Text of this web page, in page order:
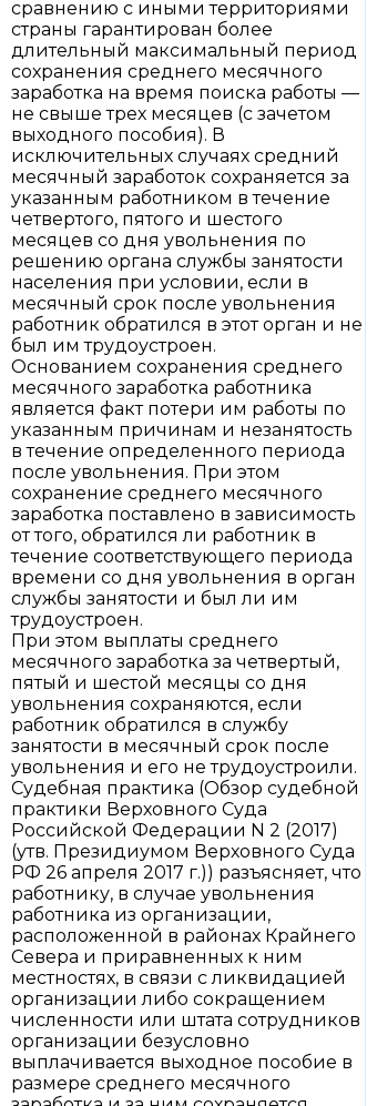
сравнению с иными территориями
страны гарантирован более
длительный максимальный период
сохранения среднего месячного
заработка на время поиска работы —
не свыше трех месяцев (с зачетом
выходного пособия). В
исключительных случаях средний
месячный заработок сохраняется за
указанным работником в течение
четвертого, пятого и шестого
месяцев со дня увольнения по
решению органа службы занятости
населения при условии, если в
месячный срок после увольнения
работник обратился в этот орган и не
был им трудоустроен.
Основанием сохранения среднего
месячного заработка работника
является факт потери им работы по
указанным причинам и незанятость
в течение определенного периода
после увольнения. При этом
сохранение среднего месячного
заработка поставлено в зависимость
от того, обратился ли работник в
течение соответствующего периода
времени со дня увольнения в орган
службы занятости и был ли им
трудоустроен.
При этом выплаты среднего
месячного заработка за четвертый,
пятый и шестой месяцы со дня
увольнения сохраняются, если
работник обратился в службу
занятости в месячный срок после
увольнения и его не трудоустроили.
Судебная практика (Обзор судебной
практики Верховного Суда
Российской Федерации N 2 (2017)
(утв. Президиумом Верховного Суда
РФ 26 апреля 2017 г.)) разъясняет, что
работнику, в случае увольнения
работника из организации,
расположенной в районах Крайнего
Севера и приравненных к ним
местностях, в связи с ликвидацией
организации либо сокращением
численности или штата сотрудников
организации безусловно
выплачивается выходное пособие в
размере среднего месячного